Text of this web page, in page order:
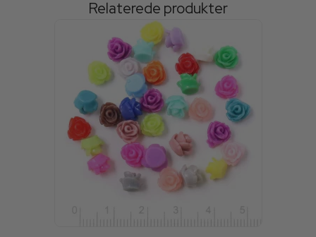
Relaterede produkter